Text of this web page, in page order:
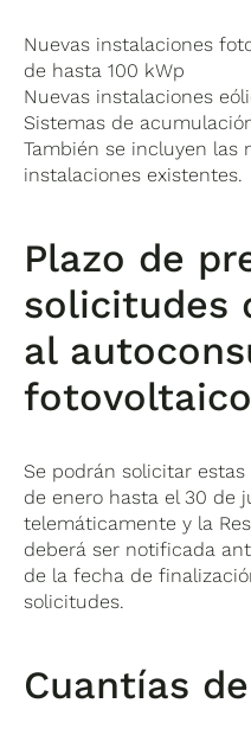
Nuevas instalaciones
de hasta 100 kWp
Nuevas instalaciones
Sistemas de
También se incluyen las
instalaciones existentes.
Plazo de
solicitudes
al
Se podrán solicitar
de enero hasta el 30 de
telemáticamente y la
deberá ser notificada
de la fecha de
solicitudes.
Cuantías